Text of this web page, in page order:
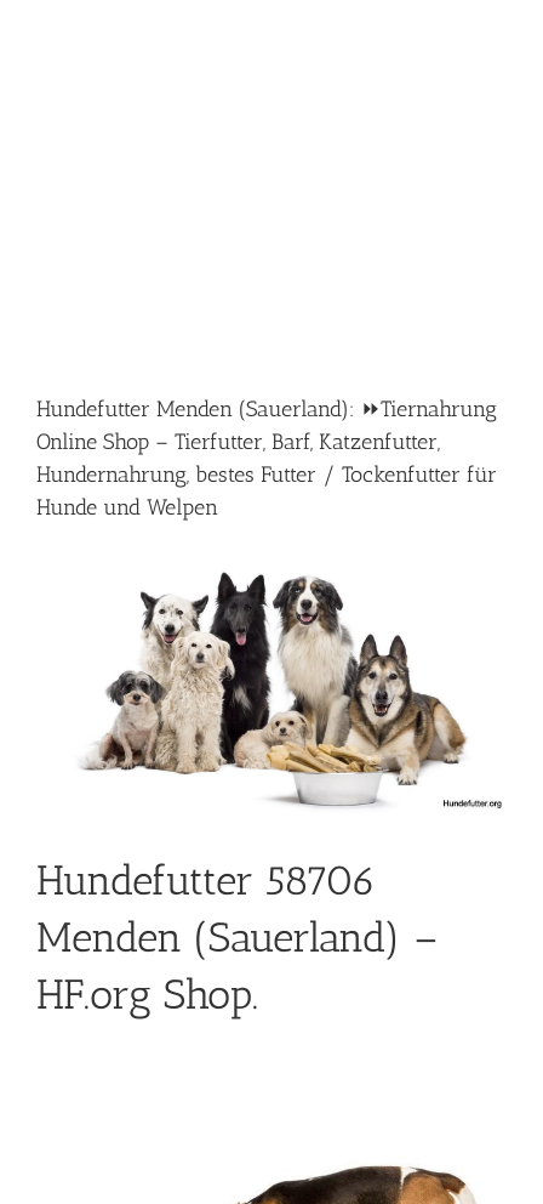
Hundefutter Menden (Sauerland): ⏩Tiernahrung
Online Shop – Tierfutter, Barf, Katzenfutter,
Hundernahrung, bestes Futter / Tockenfutter für
Hunde und Welpen
Hundefutter 58706
Menden (Sauerland) –
HF.org Shop.